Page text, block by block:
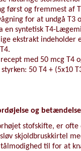
først og fremmest af
for at undgå T3
en syntetisk T4-
ekstrakt indeholder
med 50 mcg T4
50 T4 + (5x10
og
stofskifte, er
skjoldbruskkirtel
til for at